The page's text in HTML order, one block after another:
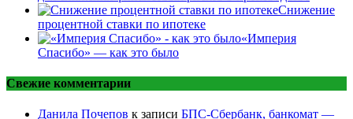
Снижение
процентной ставки по ипотеке
«Империя
Спасибо» — как это было
Свежие комментарии
Данила Почепов к записи БПС-Сбербанк, банкомат —